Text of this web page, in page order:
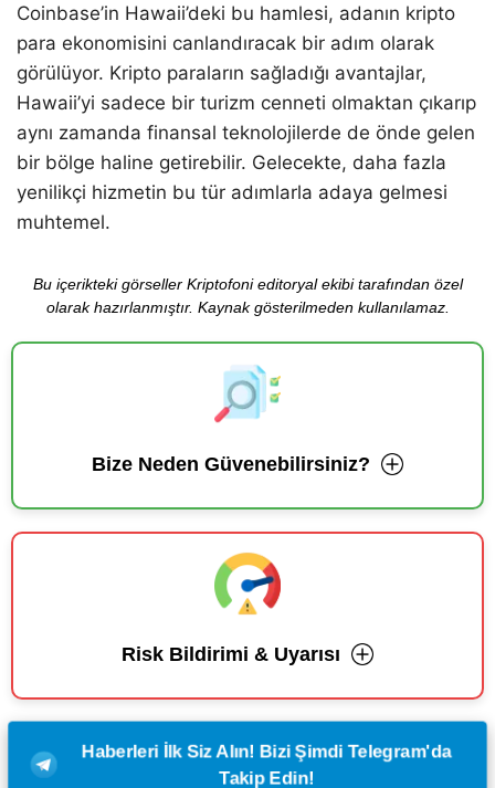
Coinbase’in Hawaii’deki bu hamlesi, adanın kripto
para ekonomisini canlandıracak bir adım olarak
görülüyor. Kripto paraların sağladığı avantajlar,
Hawaii’yi sadece bir turizm cenneti olmaktan çıkarıp
aynı zamanda finansal teknolojilerde de önde gelen
bir bölge haline getirebilir. Gelecekte, daha fazla
yenilikçi hizmetin bu tür adımlarla adaya gelmesi
muhtemel.
Bu içerikteki görseller Kriptofoni editoryal ekibi tarafından özel
olarak hazırlanmıştır. Kaynak gösterilmeden kullanılamaz.
Bize Neden Güvenebilirsiniz?
Risk Bildirimi & Uyarısı
Haberleri İlk Siz Alın! Bizi Şimdi Telegram'da
Takip Edin!